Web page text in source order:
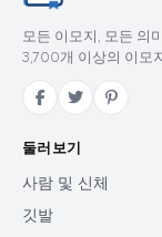
모든 이모지, 모든 의
3,700개 이상의 이모
둘러보기
사람 및 신체
깃발